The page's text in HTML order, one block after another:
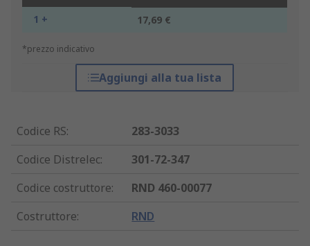
1 + 17,69 €
*prezzo indicativo
Aggiungi alla tua lista
Codice RS:
283-3033
Codice Distrelec:
301-72-347
Codice costruttore:
RND 460-00077
Costruttore: RND